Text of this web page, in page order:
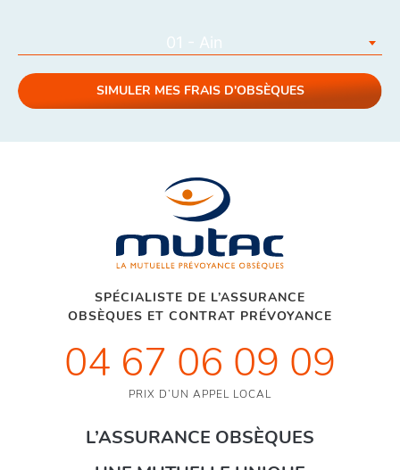
01 - Ain
SIMULER MES FRAIS D'OBSÈQUES
SPÉCIALISTE DE L’ASSURANCE
OBSÈQUES ET CONTRAT PRÉVOYANCE
04 67 06 09 09
PRIX D’UN APPEL LOCAL
L’ASSURANCE OBSÈQUES